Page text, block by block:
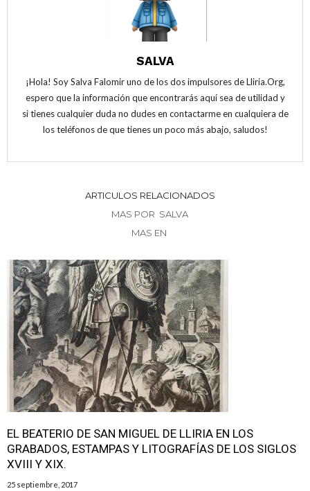
SALVA
¡Hola! Soy Salva Falomir uno de los dos impulsores de Lliria.Org,
espero que la información que encontrarás aquí sea de utilidad y
si tienes cualquier duda no dudes en contactarme en cualquiera de
los teléfonos de que tienes un poco más abajo, saludos!
ARTICULOS RELACIONADOS
MAS POR SALVA
MAS EN
EL BEATERIO DE SAN MIGUEL DE LLIRIA EN LOS
GRABADOS, ESTAMPAS Y LITOGRAFÍAS DE LOS SIGLOS
XVIII Y XIX.
25 septiembre, 2017